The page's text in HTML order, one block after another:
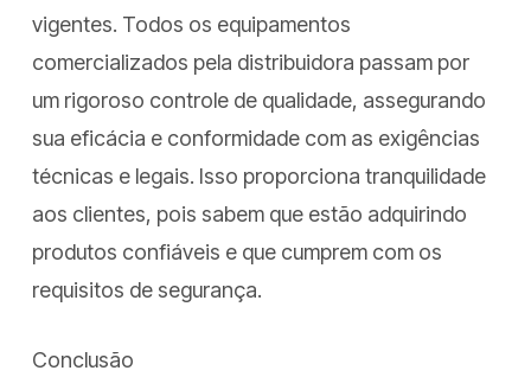
vigentes. Todos os equipamentos
comercializados pela distribuidora passam por
um rigoroso controle de qualidade, assegurando
sua eficácia e conformidade com as exigências
técnicas e legais. Isso proporciona tranquilidade
aos clientes, pois sabem que estão adquirindo
produtos confiáveis e que cumprem com os
requisitos de segurança.
Conclusão